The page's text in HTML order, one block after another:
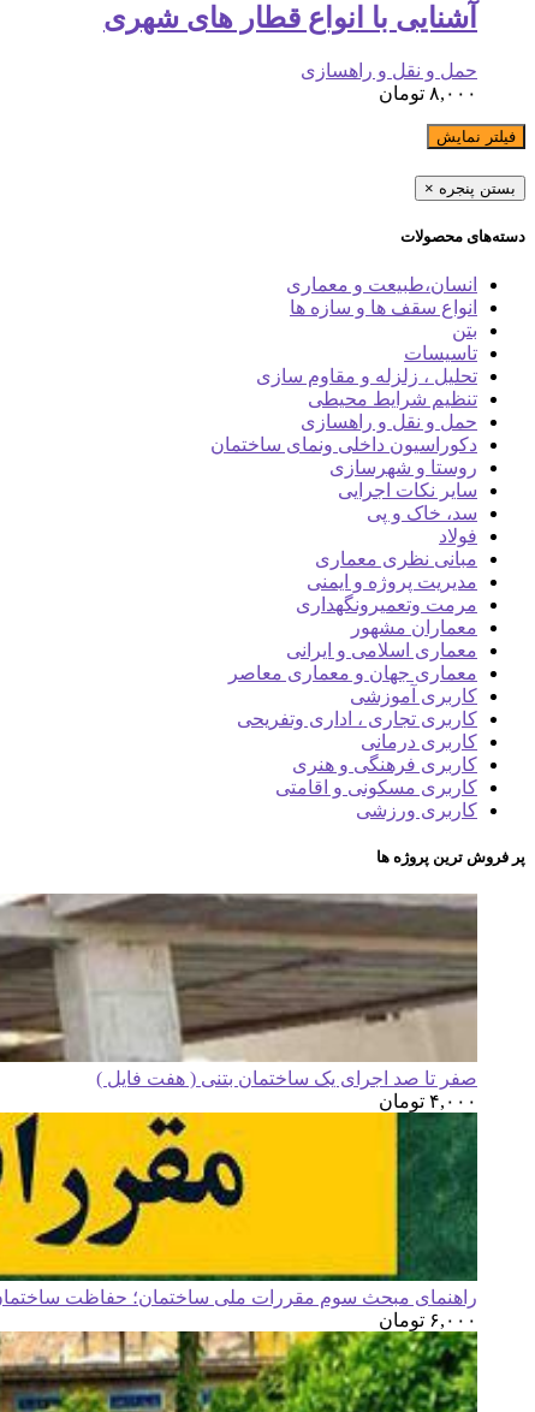
آشنایی با انواع قطار های شهری
حمل و نقل و راهسازی
۸,۰۰۰ تومان
فیلتر نمایش
بستن پنجره ×
دسته‌های محصولات
انسان،طبیعت و معماری
انواع سقف ها و سازه ها
بتن
تاسیسات
تحلیل ، زلزله و مقاوم سازی
تنظیم شرایط محیطی
حمل و نقل و راهسازی
دکوراسیون داخلی ونمای ساختمان
روستا و شهرسازی
سایر نکات اجرایی
سد، خاک و پی
فولاد
مبانی نظری معماری
مدیریت پروژه و ایمنی
مرمت وتعمیرونگهداری
معماران مشهور
معماری اسلامی و ایرانی
معماری جهان و معماری معاصر
کاربری آموزشی
کاربری تجاری ، اداری وتفریحی
کاربری درمانی
کاربری فرهنگی و هنری
کاربری مسکونی و اقامتی
کاربری ورزشی
پر فروش ترین پروژه ها
صفر تا صد اجرای یک ساختمان بتنی ( هفت فایل )
۴,۰۰۰ تومان
راهنمای مبحث سوم مقررات ملی ساختمان؛ حفاظت
۶,۰۰۰ تومان